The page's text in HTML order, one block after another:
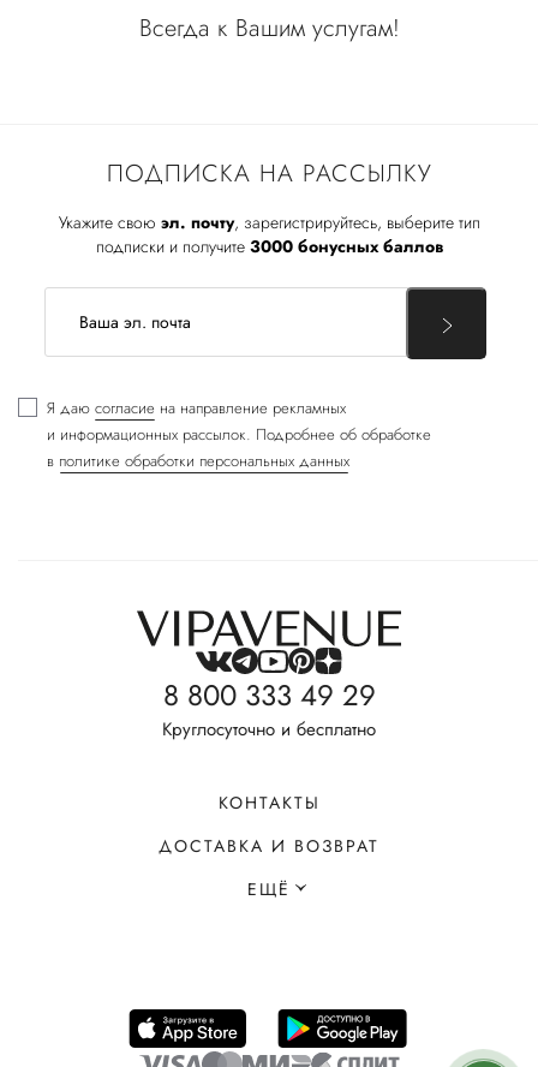
ПОДПИСКА НА РАССЫЛКУ
Укажите свою эл. почту, зарегистрируйтесь, выберите тип
подписки и получите 3000 бонусных баллов
Я даю согласие на направление рекламных
и информационных рассылок. Подробнее об обработке
в политике обработки персональных данных
Всегда к Вашим услугам!
8 800 333 49 29
Круглосуточно и бесплатно
КОНТАКТЫ
ДОСТАВКА И ВОЗВРАТ
ЕЩЁ